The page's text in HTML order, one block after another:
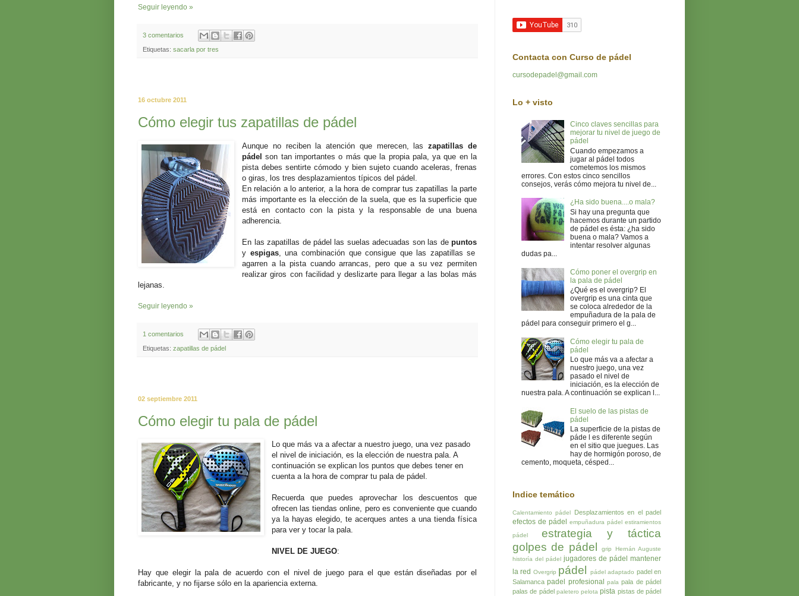
Seguir leyendo »
3 comentarios
Etiquetas: sacarla por tres
16 octubre 2011
Cómo elegir tus zapatillas de pádel
Aunque no reciben la atención que merecen, laszapatillas de
pádel son tan importantes o más que la propia pala, ya que en la
pista debes sentirte cómodo y bien sujeto cuando aceleras, frenas
o giras, los tres desplazamientos típicos del pádel.
En relación a lo anterior, a la hora de comprar tus zapatillas la parte
más importante es la elección de la suela, que es la superficie que
está en contacto con la pista y la responsable de una buena
adherencia.
En las zapatillas de pádel las suelas adecuadas son las de puntos
y espigas, una combinación queconsigue que las zapatillas se
agarren a la pista cuando arrancas, pero que a su vez permiten
realizar giros con facilidad y deslizarte para llegar a las bolas más
lejanas.
Seguir leyendo »
1 comentarios
Etiquetas: zapatillas de pádel
02 septiembre 2011
Cómo elegir tu pala de pádel
Lo que más va a afectar a nuestro juego, una vez pasado
el nivel de iniciación, es la elección de nuestra pala. A
continuación se explican los puntos que debes tener en
cuenta a la hora de comprar tu pala de pádel.
Recuerda que puedes aprovechar los descuentos que
ofrecen las tiendas online, pero es conveniente que cuando
ya la hayas elegido, te acerques antes a una tienda física
para ver y tocar la pala.
NIVEL DE JUEGO:
Hay que elegir la pala de acuerdo con el nivel de juego para el que están diseñadas por el
fabricante, y no fijarse sólo en la apariencia externa.
Contacta con Curso de pádel
cursodepadel@gmail.com
Lo + visto
Cinco claves sencillas para
mejorar tu nivel de juego de
pádel
Cuando empezamos a
jugar al pádel todos
cometemos los mismos
errores. Con estos cinco sencillos
consejos, verás cómo mejora tu nivel de...
¿Ha sido buena....o mala?
Si hay una pregunta que
hacemos durante un partido
de pádel es ésta: ¿ha sido
buena o mala? Vamos a
intentar resolver algunas
dudas pa...
Cómo poner el overgrip en
la pala de pádel
¿Qué es el overgrip? El
overgrip es una cinta que
se coloca alrededor de la
empuñadura de la pala de
pádel para conseguir primero el g...
Cómo elegir tu pala de
pádel
Lo que más va a afectar a
nuestro juego, una vez
pasado el nivel de
iniciación, es la elección de
nuestra pala. A continuación se explican l...
El suelo de las pistas de
pádel
La superficie de la pistas de
páde l es diferente según
en el sitio que juegues. Las
hay de hormigón poroso, de
cemento, moqueta, césped...
Indice temático
Calentamiento pádel Desplazamientos en el padel
efectos de pádel empuñadura pádel estiramientos
pádel
estrategia y táctica
golpes de pádel
grip
Hernán Auguste
historía del pádel jugadores de pádel mantener
la red Overgrip pádel pádel adaptado padel en
Salamanca padel profesional pala pala de pádel
palas de pádel paletero pelota pista pistas de pádel